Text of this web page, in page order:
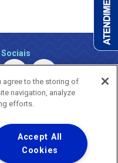
Sociais
os Direitos Reservados.
agree to the storing of
navigation, analyze
efforts.
Accept All
Cookies